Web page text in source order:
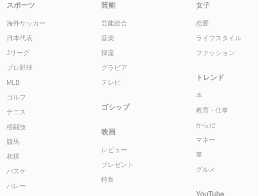
スポーツ
海外サッカー
日本代表
Jリーグ
プロ野球
MLB
ゴルフ
テニス
格闘技
競馬
相撲
バスケ
バレー
芸能
芸能総合
音楽
韓流
グラビア
テレビ
ゴシップ
映画
レビュー
プレゼント
特集
女子
恋愛
ライフスタイル
ファッション
トレンド
本
教育・仕事
からだ
マネー
車
グルメ
YouTube